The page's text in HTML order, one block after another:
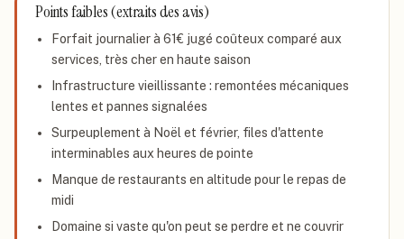
Points faibles (extraits des avis)
Forfait journalier à 61€ jugé coûteux comparé aux
services, très cher en haute saison
Infrastructure vieillissante : remontées mécaniques
lentes et pannes signalées
Surpeuplement à Noël et février, files d'attente
interminables aux heures de pointe
Manque de restaurants en altitude pour le repas de
midi
Domaine si vaste qu'on peut se perdre et ne couvrir